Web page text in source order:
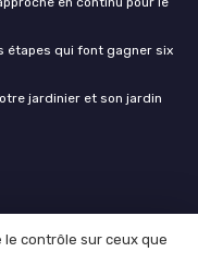
étapes qui font gagner six
jardinier et son jardin
contrôle sur ceux que